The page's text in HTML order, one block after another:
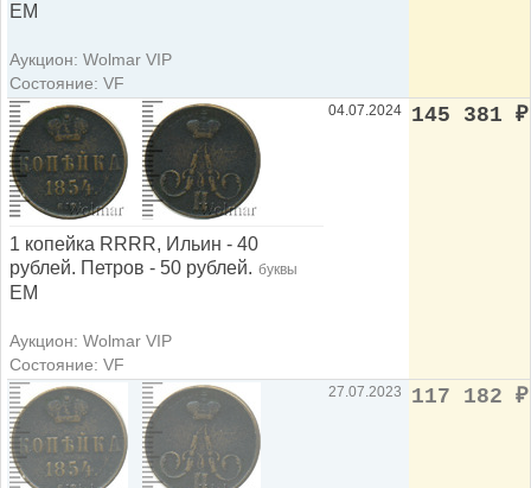
ЕМ
Аукцион: Wolmar VIP
Состояние: VF
1 копейка RRRR, Ильин - 40
рублей. Петров - 50 рублей. буквы
ЕМ
Аукцион: Wolmar VIP
Состояние: VF
04.07.2024 145 381 ₽
27.07.2023 117 182 ₽